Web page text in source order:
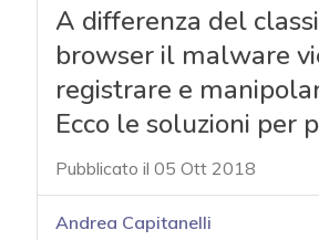
A differenza del
browser il malware
registrare e
Ecco le soluzioni per
Pubblicato il 05 Ott 2018
Andrea Capitanelli